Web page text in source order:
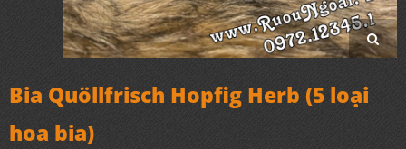
Bia Quöllfrisch Hopfig Herb (5 loại
hoa bia)